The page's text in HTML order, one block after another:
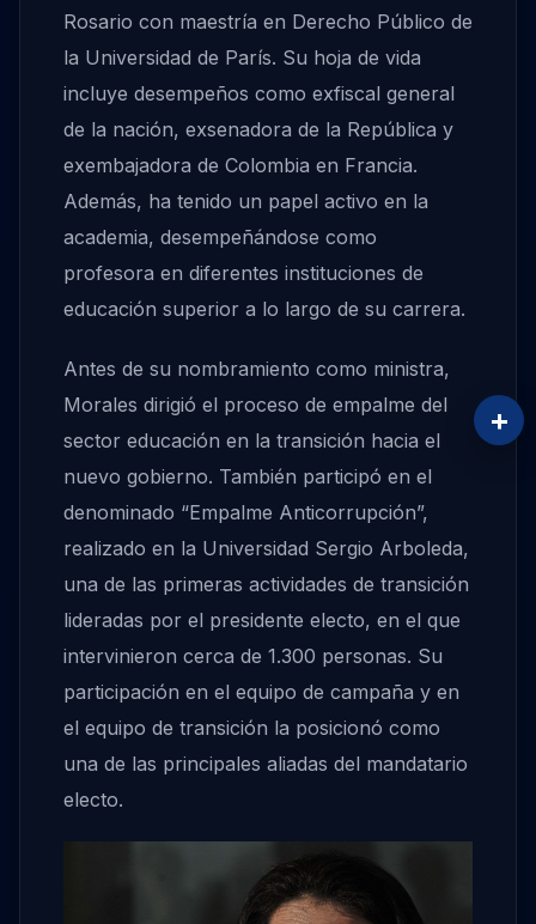
Rosario con maestría en Derecho Público de
la Universidad de París. Su hoja de vida
incluye desempeños como exfiscal general
de la nación, exsenadora de la República y
exembajadora de Colombia en Francia.
Además, ha tenido un papel activo en la
academia, desempeñándose como
profesora en diferentes instituciones de
educación superior a lo largo de su carrera.
Antes de su nombramiento como ministra,
Morales dirigió el proceso de empalme del
sector educación en la transición hacia el
nuevo gobierno. También participó en el
denominado “Empalme Anticorrupción”,
realizado en la Universidad Sergio Arboleda,
una de las primeras actividades de transición
lideradas por el presidente electo, en el que
intervinieron cerca de 1.300 personas. Su
participación en el equipo de campaña y en
el equipo de transición la posicionó como
una de las principales aliadas del mandatario
electo.
+